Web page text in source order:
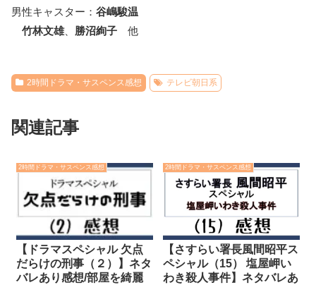
男性キャスター： 谷嶋駿温
竹林文雄、 勝沼絢子 他
2時間ドラマ・サスペンス感想 テレビ朝日系
関連記事
2時間ドラマ・サスペンス感想
【ドラマスペシャル 欠点
だらけの刑事（２）】ネタ
バレあり感想/部屋を綺麗
2時間ドラマ・サスペンス感想
【さすらい署長風間昭平ス
ペシャル（15） 塩屋岬い
わき殺人事件】ネタバレあ